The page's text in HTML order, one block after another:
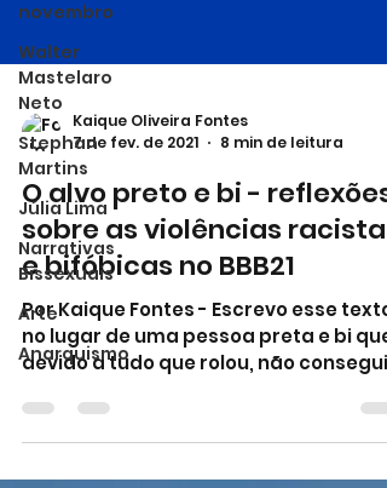
novembro
Walter
Mastelaro
Neto
Stephan
Martins
Júlia Lima
Narrativas
Bissexuais
Arte
Anarquismo
Kaique Oliveira Fontes
7 de fev. de 2021
8 min de leitura
O alvo preto e bi - reflexões
sobre as violências racistas
e bifóbicas no BBB21
no lugar de uma pessoa preta e bi que,
devido a tudo que rolou, não conseguiu
nem dormir direito.